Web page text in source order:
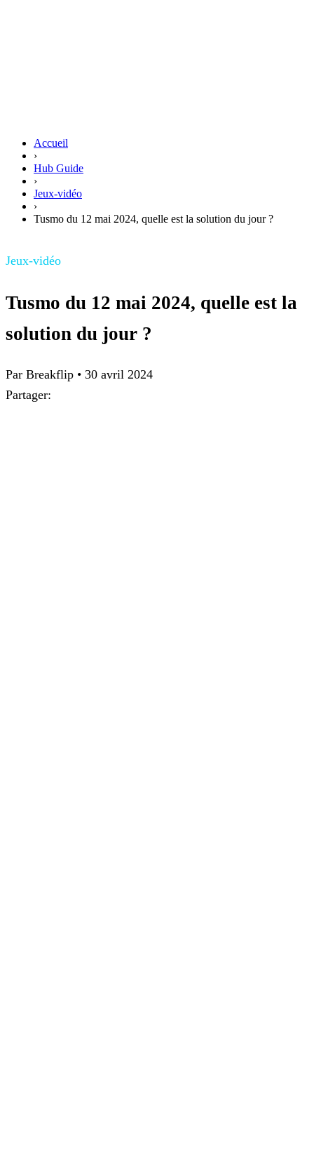
Accueil
›
Hub Guide
›
Jeux-vidéo
›
Tusmo du 12 mai 2024, quelle est la solution du jour ?
Jeux-vidéo
Tusmo du 12 mai 2024, quelle est la
solution du jour ?
Par Breakflip • 30 avril 2024
Partager: